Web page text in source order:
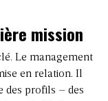
mission
Le management
en relation. Il
des profils – des